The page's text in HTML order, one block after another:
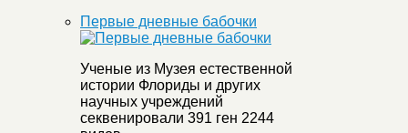
Первые дневные бабочки
Ученые из Музея естественной
истории Флориды и других
научных учреждений
секвенировали 391 ген 2244